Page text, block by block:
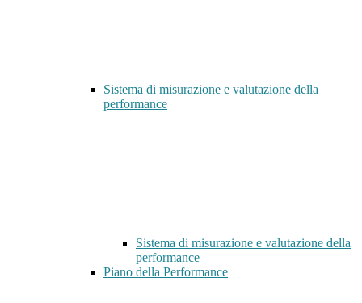
Sistema di misurazione e valutazione della
performance
Sistema di misurazione e valutazione della
performance
Piano della Performance